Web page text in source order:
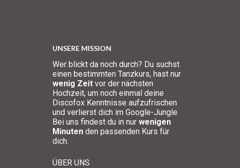
UNSERE MISSION
Wer blickt da noch durch? Du suchst
einen bestimmten Tanzkurs, hast nur
wenig Zeit vor der nächsten
Hochzeit, um noch einmal deine
Discofox Kenntnisse aufzufrischen
und verlierst dich im Google-Jungle.
Bei uns findest du in nur wenigen
Minuten den passenden Kurs für
dich.
ÜBER UNS